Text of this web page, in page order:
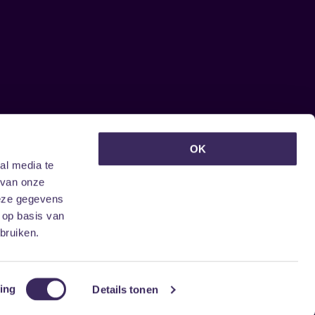
media te
onze
gegevens
basis van
Details tonen
OK
ontvangen?